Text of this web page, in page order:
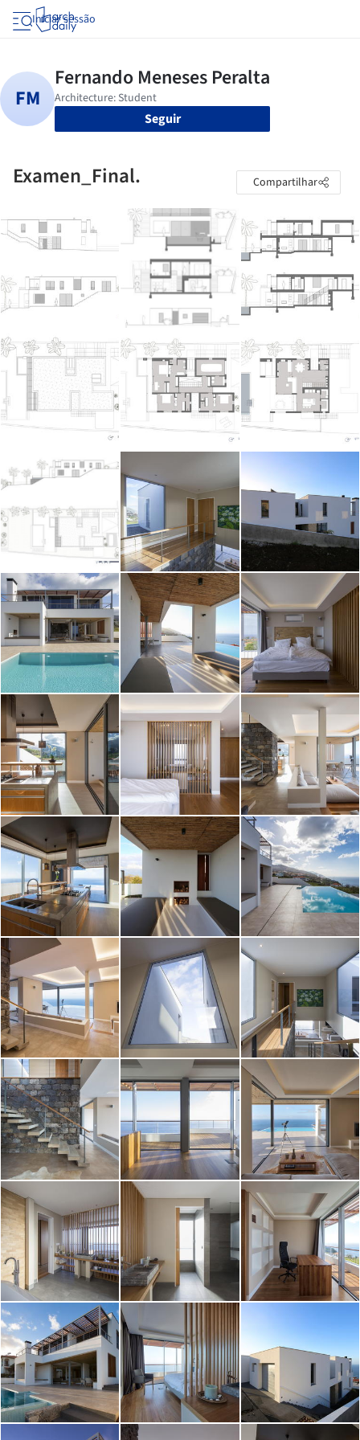
Iniciar sessão
Seguir
Examen_Final. Compartilhar